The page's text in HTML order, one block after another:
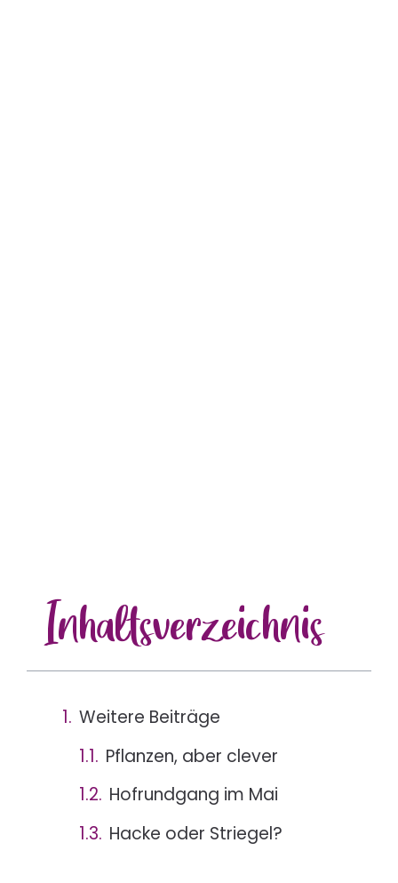
Inhaltsverzeichnis
Weitere Beiträge
Pflanzen, aber clever
Hofrundgang im Mai
Hacke oder Striegel?